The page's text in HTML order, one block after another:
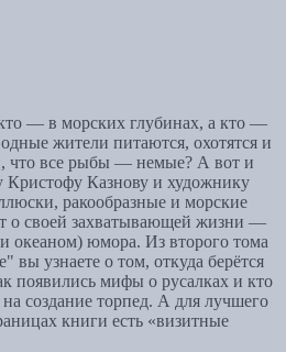
― в морских глубинах, а кто ―
жители питаются, охотятся и
что все рыбы ― немые? А вот и
Кристофу Казнову и художнику
ракообразные и морские
о своей захватывающей жизни ―
океаном) юмора. Из второго тома
узнаете о том, откуда берётся
появились мифы о русалках и кто
создание торпед. А для лучшего
книги есть «визитные